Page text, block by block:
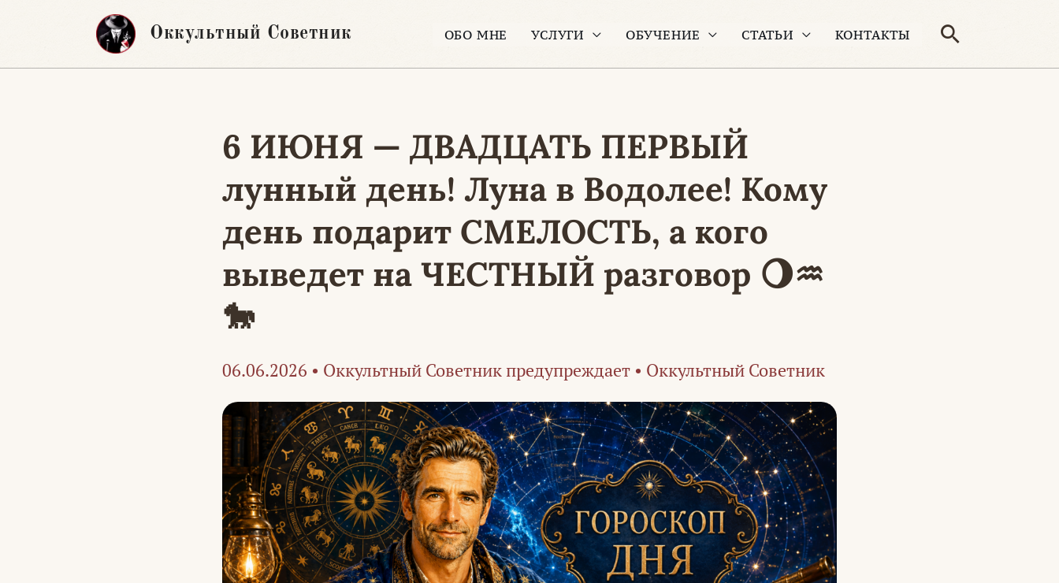
Оккультный Советник ОБО МНЕ УСЛУГИ ОБУЧЕНИЕ СТАТЬИ КОНТАКТЫ Поиск
6 ИЮНЯ — ДВАДЦАТЬ ПЕРВЫЙ
лунный день! Луна в Водолее! Кому
день подарит СМЕЛОСТЬ, а кого
выведет на ЧЕСТНЫЙ разговор 🌖♒
🐎
06.06.2026 • Оккультный Советник предупреждает • Оккультный Советник